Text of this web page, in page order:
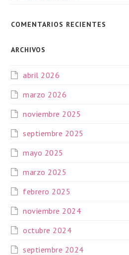
COMENTARIOS RECIENTES
ARCHIVOS
abril 2026
marzo 2026
noviembre 2025
septiembre 2025
mayo 2025
marzo 2025
febrero 2025
noviembre 2024
octubre 2024
septiembre 2024